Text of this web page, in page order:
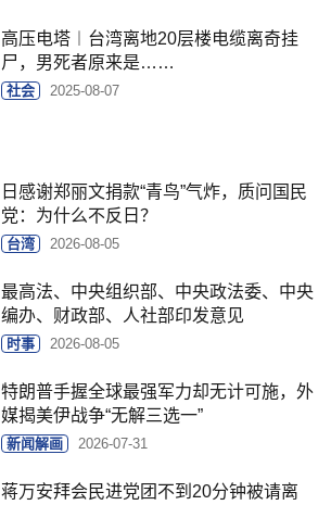
高压电塔︱台湾离地20层楼电缆离奇挂
尸，男死者原来是……
社会 2025-08-07
日感谢郑丽文捐款“青鸟”气炸，质问国民
党：为什么不反日？
台湾 2026-08-05
最高法、中央组织部、中央政法委、中央
编办、财政部、人社部印发意见
时事 2026-08-05
特朗普手握全球最强军力却无计可施，外
媒揭美伊战争“无解三选一”
新闻解画 2026-07-31
蒋万安拜会民进党团不到20分钟被请离